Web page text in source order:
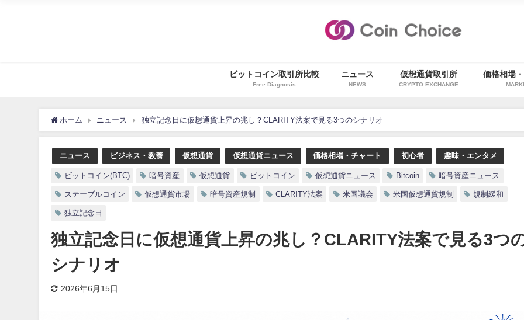
ビットコイン取引所比較
Free Diagnosis
ニュース
NEWS
仮想通貨取引所
CRYPTO EXCHANGE
価格相場
ホーム ニュース 独立記念日に仮想通貨上昇の兆し？CLARITY法案で見る3つのシナリオ
ニュース ビジネス・教養 仮想通貨 仮想通貨ニュース 価格相場・チャート 初心者 趣味・エンタメ
ビットコイン(BTC) 暗号資産 仮想通貨 ビットコイン 仮想通貨ニュース Bitcoin 暗号資産ニュース
ステーブルコイン 仮想通貨市場 暗号資産規制 CLARITY法案 米国議会 米国仮想通貨規制 規制緩和
独立記念日
独立記念日に仮想通貨上昇の兆し？CLARITY法案で見る3つ
シナリオ
2026年6月15日